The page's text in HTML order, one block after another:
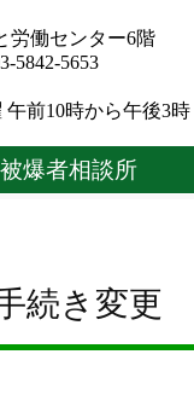
労働センター6階
5842-5653
前10時から午後3時
被爆者相談所
続き変更